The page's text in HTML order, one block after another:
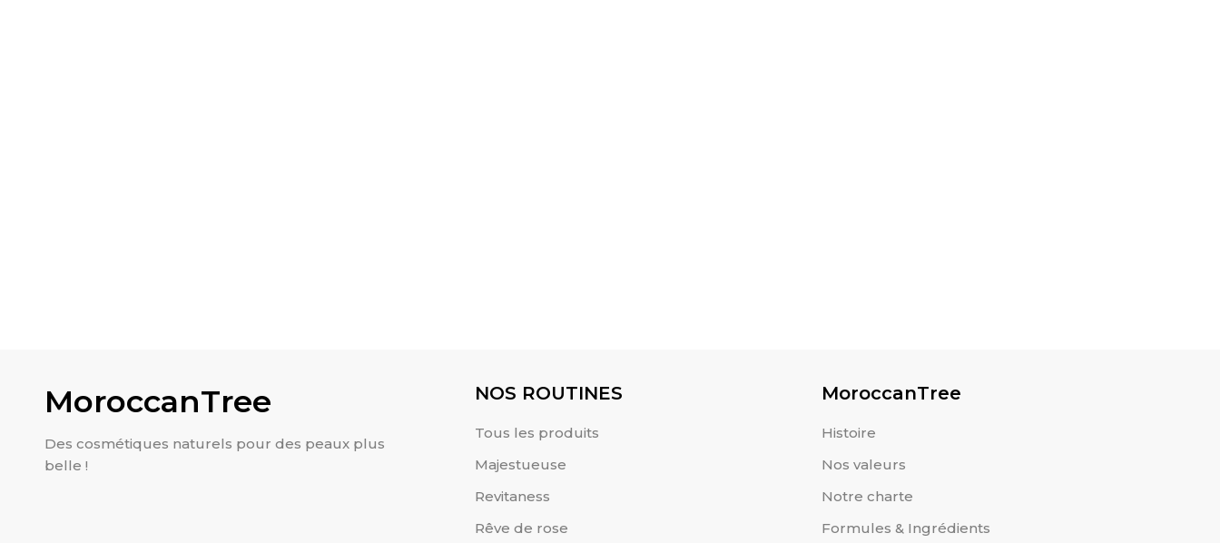
MoroccanTree
Des cosmétiques naturels pour des peaux plus
belle !
NOS ROUTINES
Tous les produits
Majestueuse
Revitaness
Rêve de rose
MoroccanTree
Histoire
Nos valeurs
Notre charte
Formules & Ingrédients